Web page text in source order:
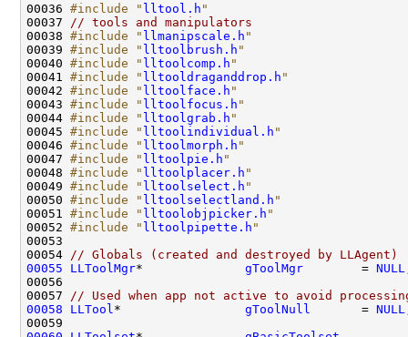
00036 #include " lltool.h "
00037
// tools and manipulators
00038 #include " llmanipscale.h "
00039 #include " lltoolbrush.h "
00040 #include " lltoolcomp.h "
00041 #include " lltooldraganddrop.h "
00042 #include " lltoolface.h "
00043 #include " lltoolfocus.h "
00044 #include " lltoolgrab.h "
00045 #include " lltoolindividual.h "
00046 #include " lltoolmorph.h "
00047 #include " lltoolpie.h "
00048 #include " lltoolplacer.h "
00049 #include " lltoolselect.h "
00050 #include " lltoolselectland.h "
00051 #include " lltoolobjpicker.h "
00052 #include " lltoolpipette.h "
00054
// Globals (created and destroyed by LLAgent)
00055
LLToolMgr* gToolMgr
        =
NULL
00057
// Used when app not active to avoid
00058
LLTool * gToolNull
       =
NULL